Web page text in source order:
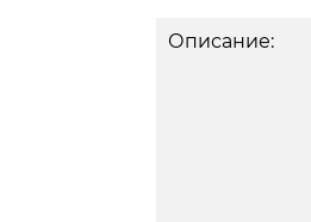
Описание: